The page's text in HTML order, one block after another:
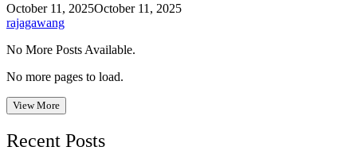
October 11, 2025October 11, 2025
rajagawang
No More Posts Available.
No more pages to load.
View More
Recent Posts